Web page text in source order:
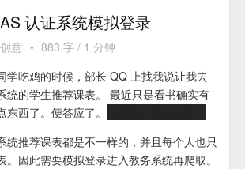
认证系统模拟登录
创意 • 883 字 / 1 分钟
学吃鸡的时候，部长 QQ 上找我说让我去
统的学生推荐课表。 最近只是看书确实有
西了。便答应了。
统推荐课表都是不一样的，并且每个人也只
。因此需要模拟登录进入教务系统再爬取。